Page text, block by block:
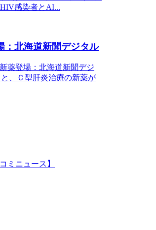
感染者とAI...
：北海道新聞デジタル
薬登場：北海道新聞デジ
、Ｃ型肝炎治療の新薬が
ミニュース】